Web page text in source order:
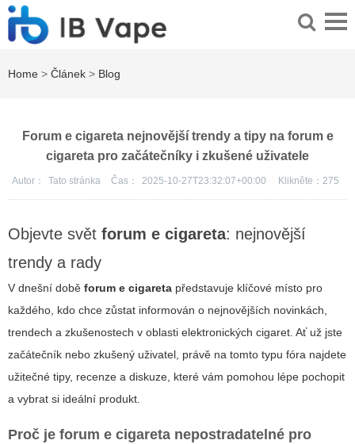
Home > Článek > Blog
Forum e cigareta nejnovější trendy a tipy na forum e
cigareta pro začátečníky i zkušené uživatele
Autor： Tato stránka Čas： 2025-10-27T23:32:07+00:00 Klikněte： 275
Objevte svět forum e cigareta: nejnovější
trendy a rady
V dnešní době forum e cigareta představuje klíčové místo pro
každého, kdo chce zůstat informován o nejnovějších novinkách,
trendech a zkušenostech v oblasti elektronických cigaret. Ať už jste
začátečník nebo zkušený uživatel, právě na tomto typu fóra najdete
užitečné tipy, recenze a diskuze, které vám pomohou lépe pochopit
a vybrat si ideální produkt.
Proč je forum e cigareta nepostradatelné pro